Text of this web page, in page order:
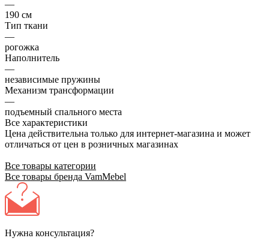
—
190 см
Тип ткани
—
рогожка
Наполнитель
—
независимые пружины
Механизм трансформации
—
подъемный спального места
Все характеристики
Цена действительна только для интернет-магазина и может
отличаться от цен в розничных магазинах
Все товары категории
Все товары бренда VamMebel
Нужна консультация?